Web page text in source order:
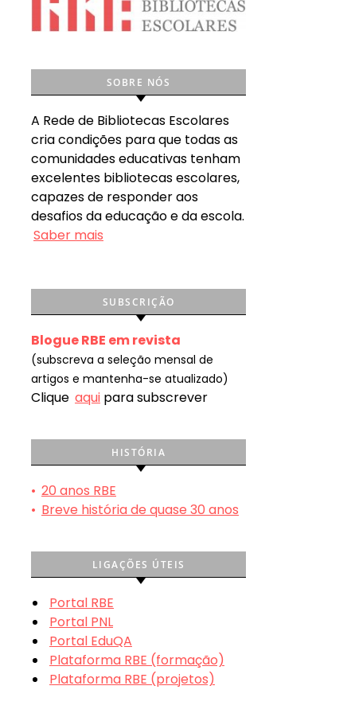
SOBRE NÓS
A Rede de Bibliotecas Escolares
cria condições para que todas as
comunidades educativas tenham
excelentes bibliotecas escolares,
capazes de responder aos
desafios da educação e da escola.
Saber mais
SUBSCRIÇÃO
Blogue RBE em revista
(subscreva a seleção mensal de
artigos e mantenha-se atualizado)
Clique aqui para subscrever
HISTÓRIA
• 20 anos RBE
• Breve história de quase 30 anos
LIGAÇÕES ÚTEIS
Portal RBE
Portal PNL
Portal EduQA
Plataforma RBE (formação)
Plataforma RBE (projetos)